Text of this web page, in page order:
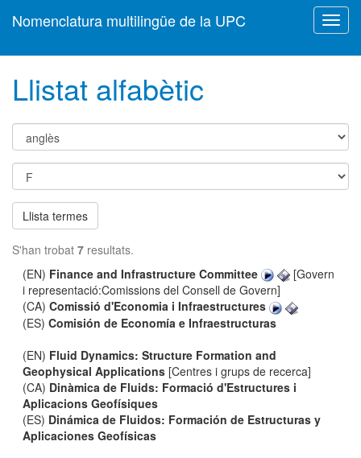
Nomenclatura multilingüe de la UPC
Llistat alfabètic
Llista termes
S'han trobat 7 resultats.
(EN) Finance and Infrastructure Committee
[Govern
i representació:Comissions del Consell de Govern]
(CA)Comissió d'Economia i Infraestructures
(ES)Comisión de Economía e Infraestructuras
(EN) Fluid Dynamics: Structure Formation and
Geophysical Applications [Centres i grups de recerca]
(CA) Dinàmica de Fluids: Formació d'Estructures i
Aplicacions Geofísiques
(ES) Dinámica de Fluidos: Formación de Estructuras y
Aplicaciones Geofísicas